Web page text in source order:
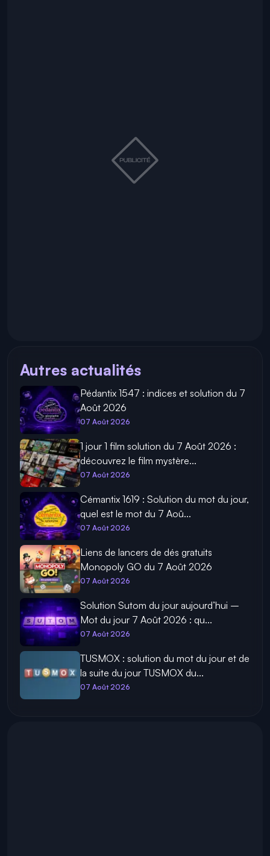
Autres actualités
Pédantix 1547 : indices et solution du 7
Août 2026
07 Août 2026
1 jour 1 film solution du 7 Août 2026 :
découvrez le film mystère...
07 Août 2026
Cémantix 1619 : Solution du mot du jour,
quel est le mot du 7 Aoû...
07 Août 2026
Liens de lancers de dés gratuits
Monopoly GO du 7 Août 2026
07 Août 2026
Solution Sutom du jour aujourd’hui –
Mot du jour 7 Août 2026 : qu...
07 Août 2026
TUSMOX : solution du mot du jour et de
la suite du jour TUSMOX du...
07 Août 2026